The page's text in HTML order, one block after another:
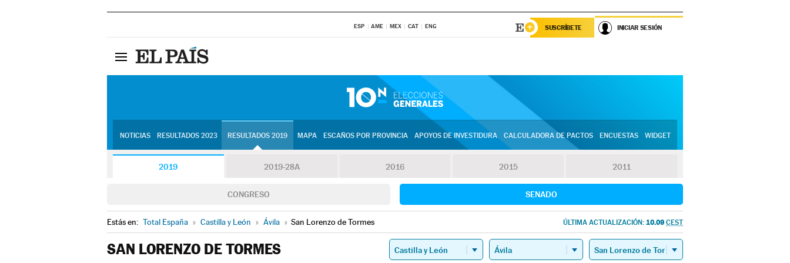
ESP AME MEX CAT ENG SUSCRÍBETE INICIAR SESIÓN
NOTICIAS RESULTADOS 2023 RESULTADOS 2019 MAPA ESCAÑOS POR PROVINCIA APOYOS DE INVESTIDURA CALCULADORA DE PACTOS ENCUESTAS WIDGET
2019 2019-28A 2016 2015 2011
CONGRESO SENADO
Estás en: Total España » Castilla y León » Ávila » San Lorenzo de Tormes ÚLTIMA ACTUALIZACIÓN: 10.09 CEST
SAN LORENZO DE TORMES